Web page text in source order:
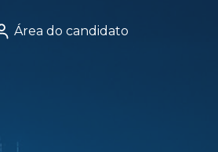
Área do candidato